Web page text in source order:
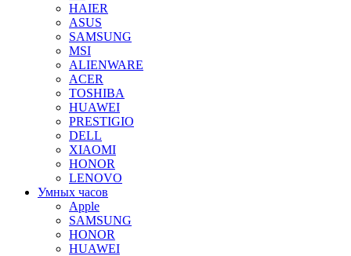
HAIER
ASUS
SAMSUNG
MSI
ALIENWARE
ACER
TOSHIBA
HUAWEI
PRESTIGIO
DELL
XIAOMI
HONOR
LENOVO
Умных часов
Apple
SAMSUNG
HONOR
HUAWEI